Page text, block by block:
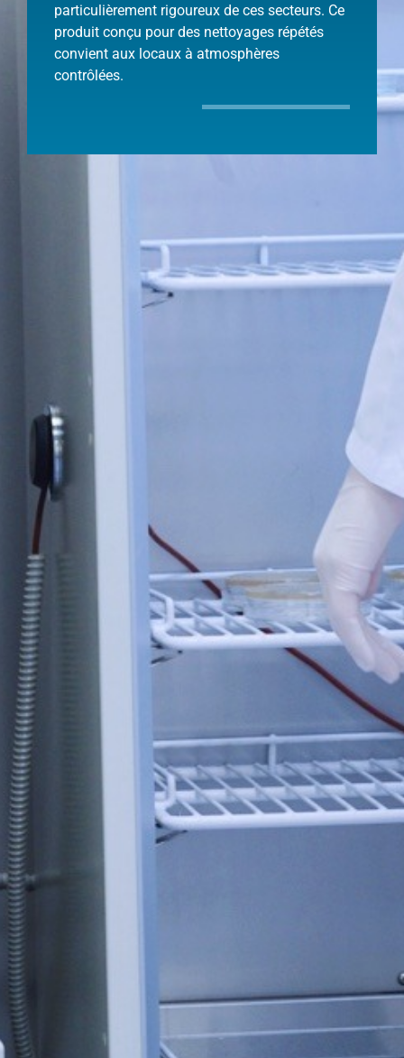
particulièrement rigoureux de ces secteurs. Ce
produit conçu pour des nettoyages répétés
convient aux locaux à atmosphères
contrôlées.